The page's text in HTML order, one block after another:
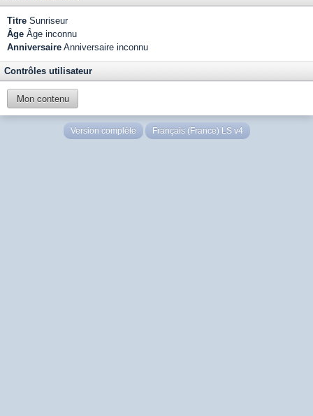
Titre Sunriseur
Âge Âge inconnu
Anniversaire Anniversaire inconnu
Contrôles utilisateur
Mon contenu
Version complète Français (France) LS v4